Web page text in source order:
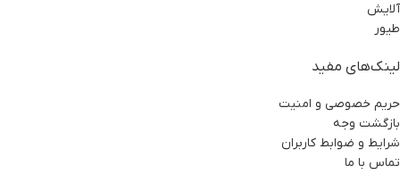
آلایش
طیور
لینک‌های مفید
حریم خصوصی و امنیت
بازگشت وجه
شرایط و ضوابط کاربران
تماس با ما